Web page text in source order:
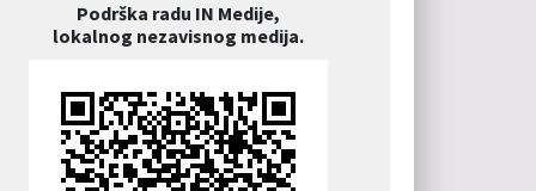
Podrška radu IN Medije,
lokalnog nezavisnog medija.